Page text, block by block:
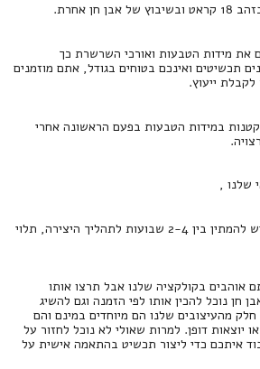
אחרת.
את מידות הטבעות ואורכי השרשרת כך
תכשיטים ואינכם בטוחים בגודל, אתם מוזמנים
ייעוץ.
במידות הטבעות בפעם הראשונה אחרי
שלנו ,
עבור פריטים לפי הזמנה, יש להמתין בין 2-4 שבועות לתהליך היצירה, תלוי
אוהבים בקולקציה שלנו אבל תרצו אותו
חן נוכל להכין אותו לפי הזמנה וגם להשיג
חלק מהעיצובים שלנו הם מיוחדים במינם והם
או יוצאות דופן. למרות שאולי לא נוכל לחזור על
איתכם כדי ליצור תכשיט בהתאמה אישית על